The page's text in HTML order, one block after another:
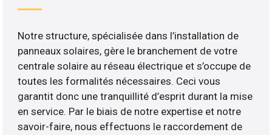
Notre structure, spécialisée dans l’installation de
panneaux solaires, gère le branchement de votre
centrale solaire au réseau électrique et s’occupe de
toutes les formalités nécessaires. Ceci vous
garantit donc une tranquillité d’esprit durant la mise
en service. Par le biais de notre expertise et notre
savoir-faire, nous effectuons le raccordement de